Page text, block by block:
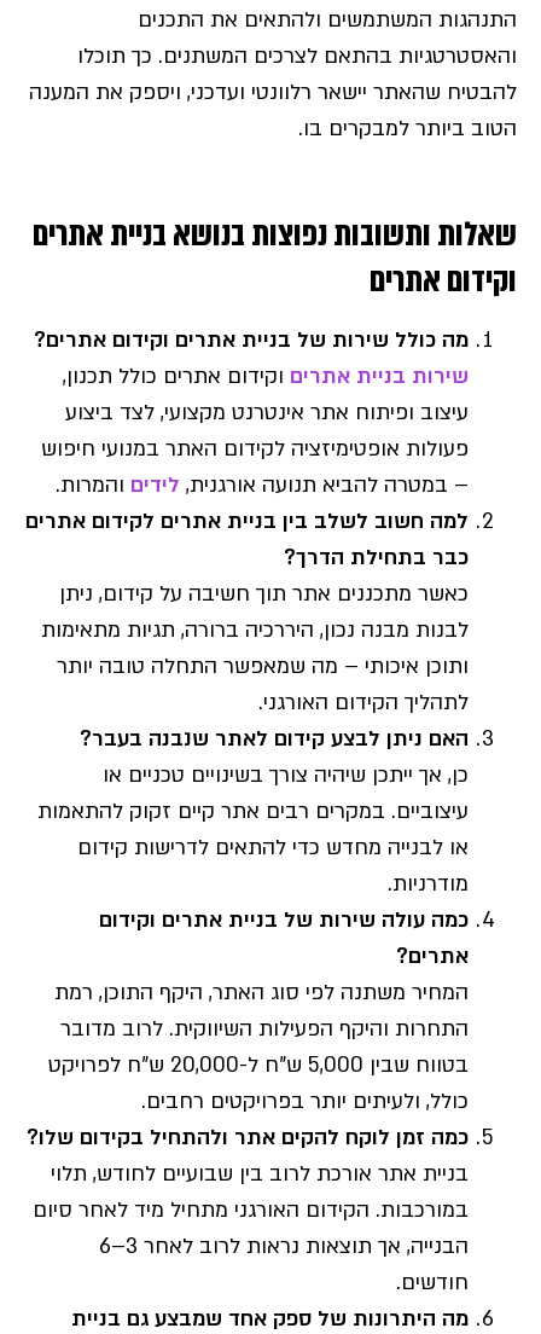
התנהגות המשתמשים ולהתאים את התכנים
והאסטרטגיות בהתאם לצרכים המשתנים. כך תוכלו
להבטיח שהאתר יישאר רלוונטי ועדכני, ויספק את המענה
הטוב ביותר למבקרים בו.
שאלות ותשובות נפוצות בנושא בניית אתרים
וקידום אתרים
מה כולל שירות של בניית אתרים וקידום אתרים?
שירות בניית אתרים וקידום אתרים כולל תכנון,
עיצוב ופיתוח אתר אינטרנט מקצועי, לצד ביצוע
פעולות אופטימיזציה לקידום האתר במנועי חיפוש
– במטרה להביא תנועה אורגנית, לידים והמרות.
למה חשוב לשלב בין בניית אתרים לקידום אתרים
כבר בתחילת הדרך?
כאשר מתכננים אתר תוך חשיבה על קידום, ניתן
לבנות מבנה נכון, היררכיה ברורה, תגיות מתאימות
ותוכן איכותי – מה שמאפשר התחלה טובה יותר
לתהליך הקידום האורגני.
האם ניתן לבצע קידום לאתר שנבנה בעבר?
כן, אך ייתכן שיהיה צורך בשינויים טכניים או
עיצוביים. במקרים רבים אתר קיים זקוק להתאמות
או לבנייה מחדש כדי להתאים לדרישות קידום
מודרניות.
כמה עולה שירות של בניית אתרים וקידום
אתרים?
המחיר משתנה לפי סוג האתר, היקף התוכן, רמת
התחרות והיקף הפעילות השיווקית. לרוב מדובר
בטווח שבין 5,000 ש"ח ל-20,000 ש"ח לפרויקט
כולל, ולעיתים יותר בפרויקטים רחבים.
כמה זמן לוקח להקים אתר ולהתחיל בקידום שלו?
בניית אתר אורכת לרוב בין שבועיים לחודש, תלוי
במורכבות. הקידום האורגני מתחיל מיד לאחר סיום
הבנייה, אך תוצאות נראות לרוב לאחר 3–6
חודשים.
מה היתרונות של ספק אחד שמבצע גם בניית